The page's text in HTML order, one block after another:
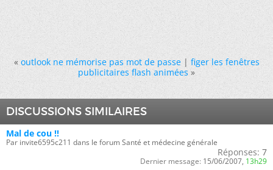
« outlook ne mémorise pas mot de passe|figer les fenêtres
publicitaires flash animées »
DISCUSSIONS SIMILAIRES
Mal de cou !!
Par invite6595c211 dans le forum Santé et médecine générale
Réponses: 7
Dernier message: 15/06/2007, 13h29